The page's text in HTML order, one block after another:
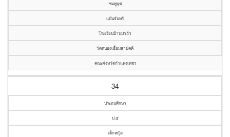
ชมพูนุช
แป้นจันทร์
โรงเรียนบ้านป่าถั่ว
วัดหนองเอื้อมสามัคคี
คณะจังหวัดกำแพงเพชร
34
ประถมศึกษา
ป.๕
เด็กหญิง